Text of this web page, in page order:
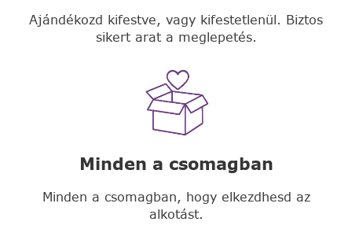
Ajándékozd kifestve, vagy kifestetlenül. Biztos
sikert arat a meglepetés.
Minden a csomagban
Minden a csomagban, hogy elkezdhesd az
alkotást.